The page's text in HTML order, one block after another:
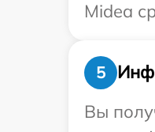
Midea
5
Вы